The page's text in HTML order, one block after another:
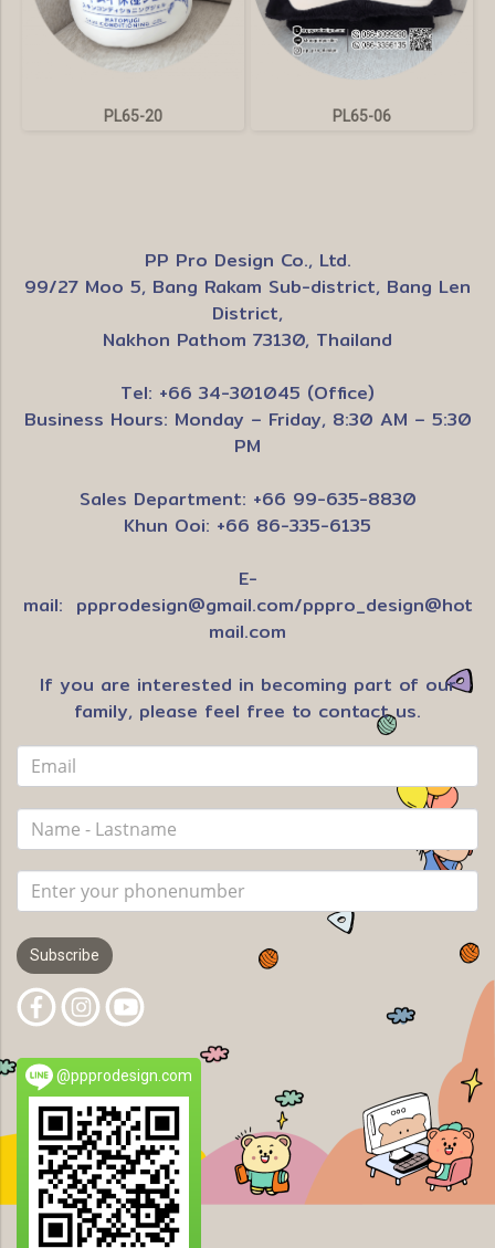
PL65-20 PL65-06
PP Pro Design Co., Ltd.
99/27 Moo 5, Bang Rakam Sub-district, Bang Len
District,
Nakhon Pathom 73130, Thailand
Tel: +66 34-301045 (Office)
Business Hours: Monday – Friday, 8:30 AM – 5:30
PM
Sales Department: +66 99-635-8830
Khun Ooi: +66 86-335-6135
E-
mail: ppprodesign@gmail.com/pppro_design@hot
mail.com
If you are interested in becoming part of our
family, please feel free to contact us.
Subscribe
@ppprodesign.com